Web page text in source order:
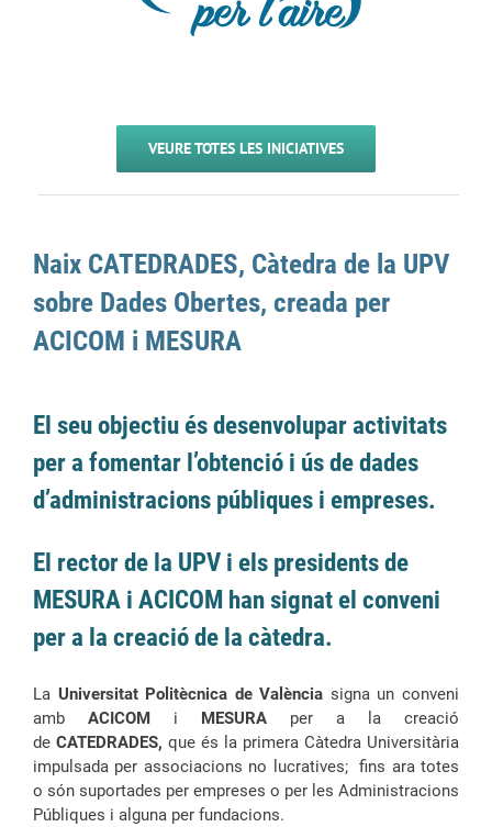
VEURE TOTES LES INICIATIVES
Naix CATEDRADES, Càtedra de la UPV
sobre Dades Obertes, creada per
ACICOM i MESURA
El seu objectiu és desenvolupar activitats
per a fomentar l’obtenció i ús de dades
d’administracions públiques i empreses.
El rector de la UPV i els presidents de
MESURA i ACICOM han signat el conveni
per a la creació de la càtedra.
La Universitat Politècnica de València signa un conveni
amb ACICOM i MESURA per a la creació
de CATEDRADES, que és la primera Càtedra Universitària
impulsada per associacions no lucratives; fins ara totes
o són suportades per empreses o per les Administracions
Públiques i alguna per fundacions.